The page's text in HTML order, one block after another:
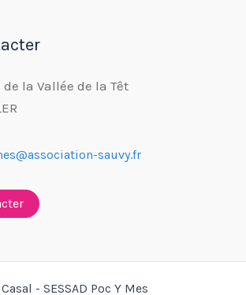
de la Vallée de la Têt
sauvy.fr
- SESSAD Poc Y Mes